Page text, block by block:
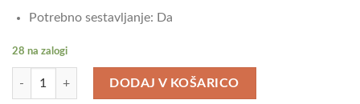
Potrebno sestavljanje: Da
28 na zalogi
vidaXL Mačje drevo s praskalniki iz sisala svetlo sivo 82,5 cm količina
DODAJ V KOŠARICO